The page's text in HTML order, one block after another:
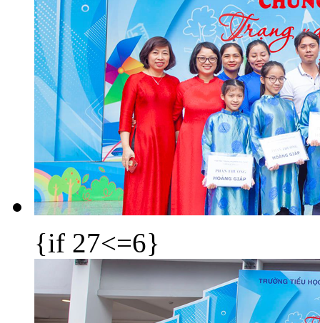
{if 27<=6}